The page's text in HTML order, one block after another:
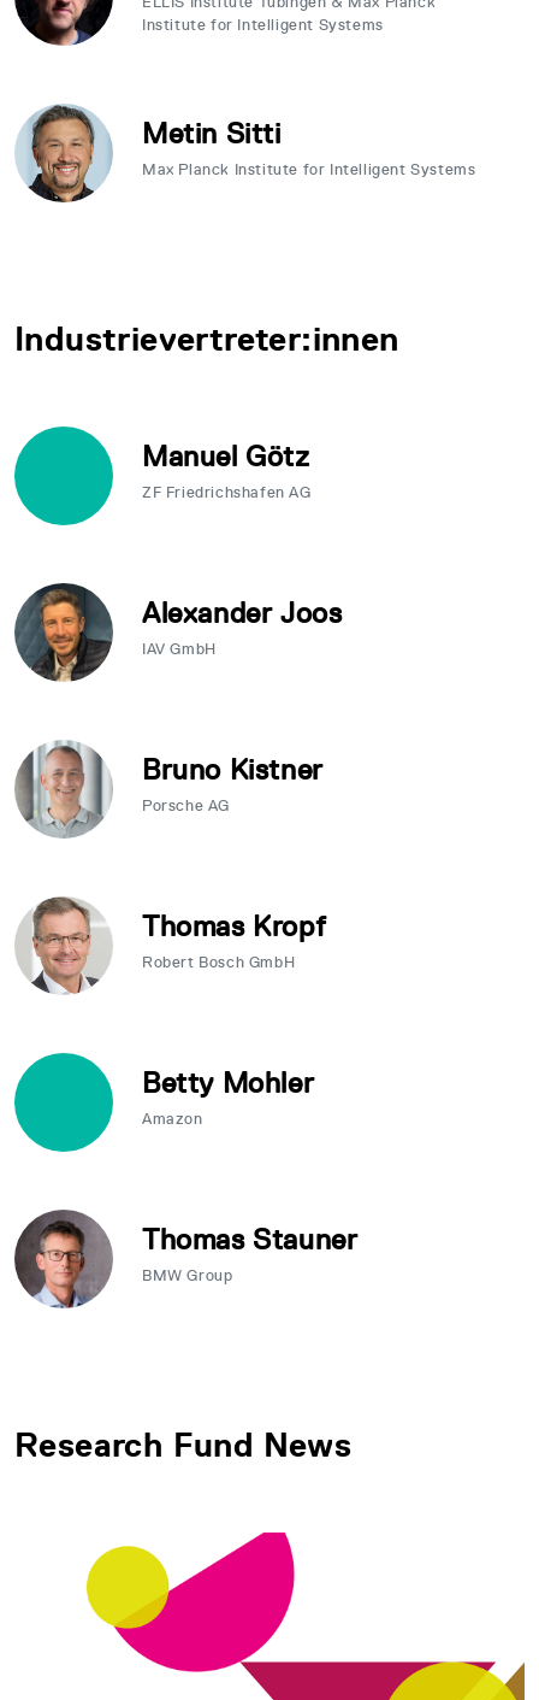
Institute for Intelligent Systems
Metin Sitti
Max Planck Institute for Intelligent Systems
Industrievertreter:innen
Manuel Götz
ZF Friedrichshafen AG
Alexander Joos
IAV GmbH
Bruno Kistner
Porsche AG
Thomas Kropf
Robert Bosch GmbH
Betty Mohler
Amazon
Thomas Stauner
BMW Group
Research Fund News